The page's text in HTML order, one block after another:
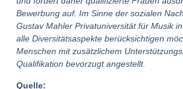
Bewerbung auf. Im Sinne der sozialen
Gustav Mahler Privatuniversität für Musik
alle Diversitätsaspekte berücksichtigen
Menschen mit zusätzlichem
Qualifikation bevorzugt angestellt.
Quelle: